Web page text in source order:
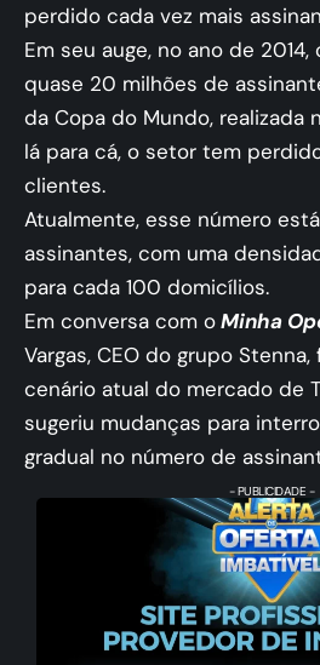
perdido cada vez mais
Em seu auge, no ano de
quase 20 milhões de
da Copa do Mundo, realizada
lá para cá, o setor tem
clientes.
Atualmente, esse número
assinantes, com uma
para cada 100 domicílios.
Em conversa com oMinha
Vargas, CEO do grupo
cenário atual do mercado de
sugeriu mudanças para
gradual no número de
- PUBLICIDADE -